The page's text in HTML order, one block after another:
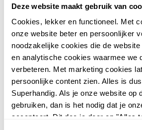
Deze website maakt gebruik van
Cookies, lekker en functioneel. Met
onze website beter en persoonlijker
noodzakelijke cookies die de
en analytische cookies waarmee we
verbeteren. Met marketing cookies
persoonlijke content zien. Alles is
Superhandig. Als je onze website op
gebruiken, dan is het nodig dat je
accepteert. Dit doe je door op "Alles